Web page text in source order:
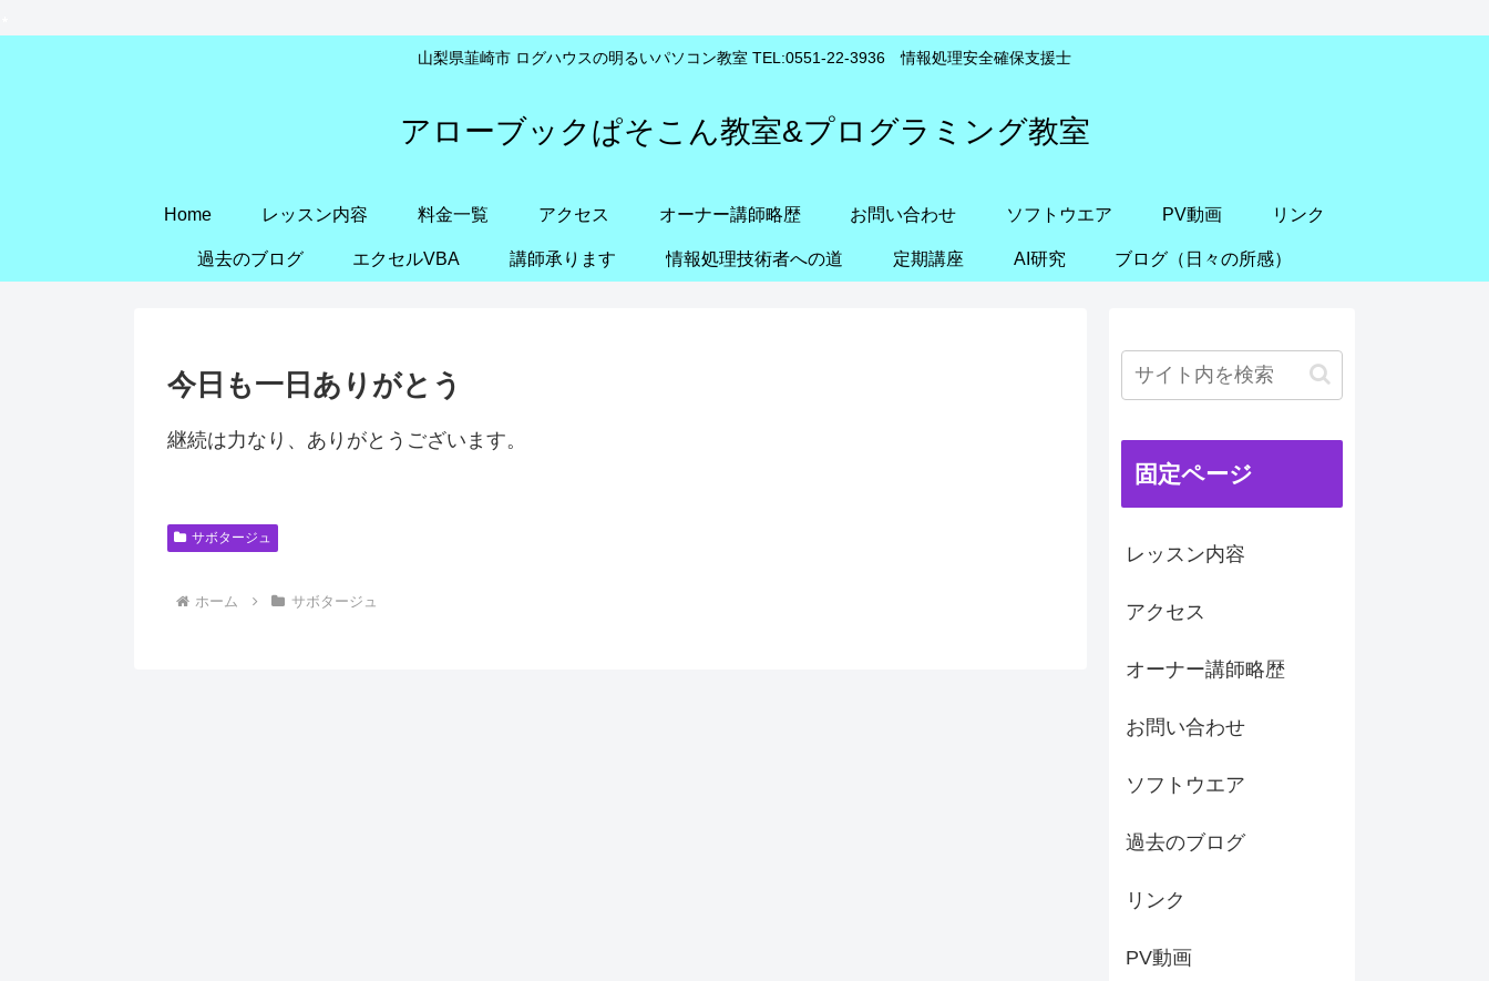
山梨県韮崎市 ログハウスの明るいパソコン教室 TEL:0551-22-3936 情報処理安全確保支援士
アローブックぱそこん教室&プログラミング教室
Home レッスン内容 料金一覧 アクセス オーナー講師略歴 お問い合わせ ソフトウエア PV動画 リンク
過去のブログ エクセルVBA 講師承ります 情報処理技術者への道 定期講座 AI研究 ブログ（日々の所感）
今日も一日ありがとう
継続は力なり、ありがとうございます。
サボタージュ
ホーム サボタージュ
固定ページ
レッスン内容
アクセス
オーナー講師略歴
お問い合わせ
ソフトウエア
過去のブログ
リンク
PV動画